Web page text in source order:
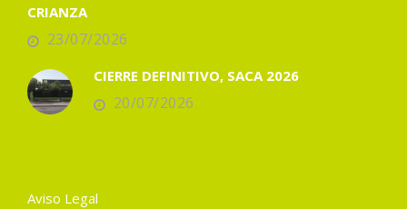
CRIANZA
23/07/2026
CIERRE DEFINITIVO, SACA 2026
20/07/2026
Aviso Legal